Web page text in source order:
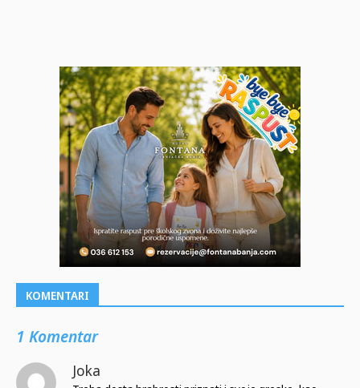
KOMENTARI
1 Komentar
Joka